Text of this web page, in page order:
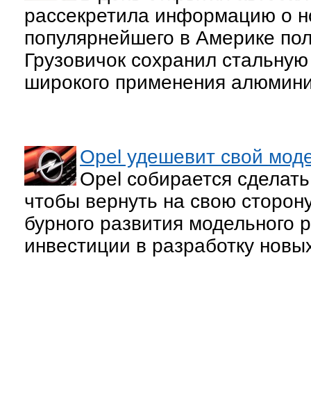
рассекретила информацию о
популярнейшего в Америке
Грузовичок сохранил
широкого применения
Opel удешевит свой
Opel собирается
чтобы вернуть на свою
бурного развития
инвестиции в разработку